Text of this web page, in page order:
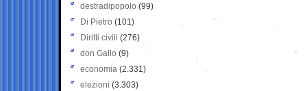
destradipopolo (99)
Di Pietro (101)
Diritti civili (276)
don Gallo (9)
economia (2.331)
elezioni (3.303)